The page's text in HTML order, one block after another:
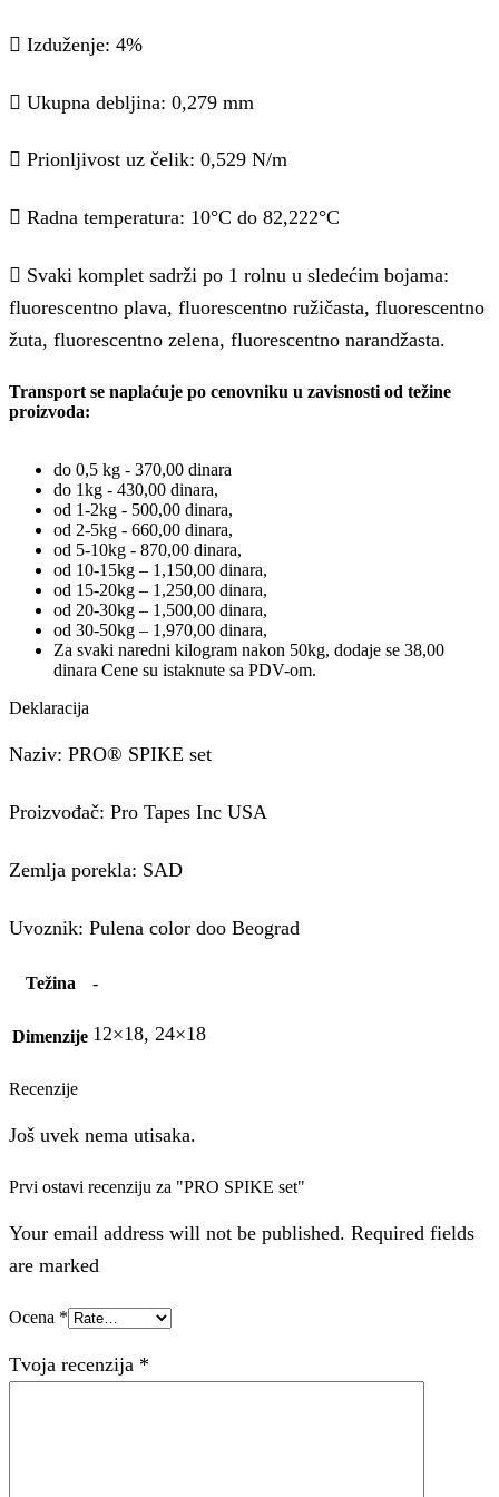
 Izduženje: 4%
 Ukupna debljina: 0,279 mm
 Prionljivost uz čelik: 0,529 N/m
 Radna temperatura: 10°C do 82,222°C
 Svaki komplet sadrži po 1 rolnu u sledećim bojama:
fluorescentno plava, fluorescentno ružičasta, fluorescentno
žuta, fluorescentno zelena, fluorescentno narandžasta.
Transport se naplaćuje po cenovniku u zavisnosti od težine
proizvoda:
do 0,5 kg - 370,00 dinara
do 1kg - 430,00 dinara,
od 1-2kg - 500,00 dinara,
od 2-5kg - 660,00 dinara,
od 5-10kg - 870,00 dinara,
od 10-15kg – 1,150,00 dinara,
od 15-20kg – 1,250,00 dinara,
od 20-30kg – 1,500,00 dinara,
od 30-50kg – 1,970,00 dinara,
Za svaki naredni kilogram nakon 50kg, dodaje se 38,00
dinara Cene su istaknute sa PDV-om.
Deklaracija
Naziv: PRO® SPIKE set
Proizvođač: Pro Tapes Inc USA
Zemlja porekla: SAD
Uvoznik: Pulena color doo Beograd
Težina -
Dimenzije 12×18, 24×18
Recenzije
Još uvek nema utisaka.
Prvi ostavi recenziju za "PRO SPIKE set"
Your email address will not be published. Required fields
are marked
Ocena *
Tvoja recenzija *